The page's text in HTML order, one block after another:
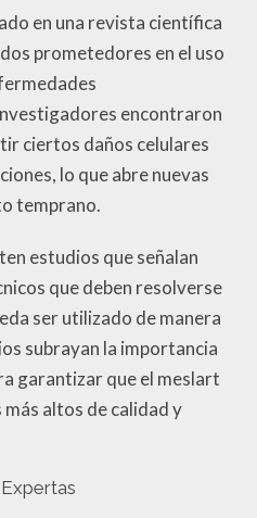
en una revista científica
prometedores en el uso
encontraron
ciertos daños celulares
lo que abre nuevas
temprano.
estudios que señalan
que deben resolverse
ser utilizado de manera
subrayan la importancia
garantizar que el meslart
altos de calidad y